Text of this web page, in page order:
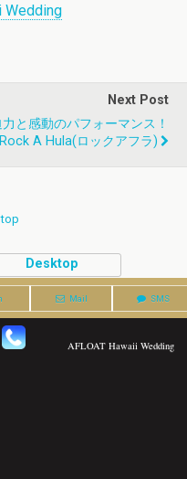
Wedding
Next Post
と感動のパフォーマンス！
Rock A Hula(ロックアフラ)
Desktop
Mail SMS
AFLOAT Hawaii